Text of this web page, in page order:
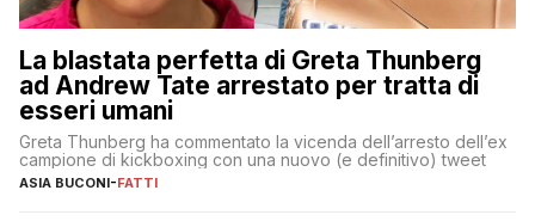
La blastata perfetta di Greta Thunberg
ad Andrew Tate arrestato per tratta di
esseri umani
Greta Thunberg ha commentato la vicenda dell’arresto dell’ex
campione di kickboxing con una nuovo (e definitivo) tweet
ASIA BUCONI-FATTI